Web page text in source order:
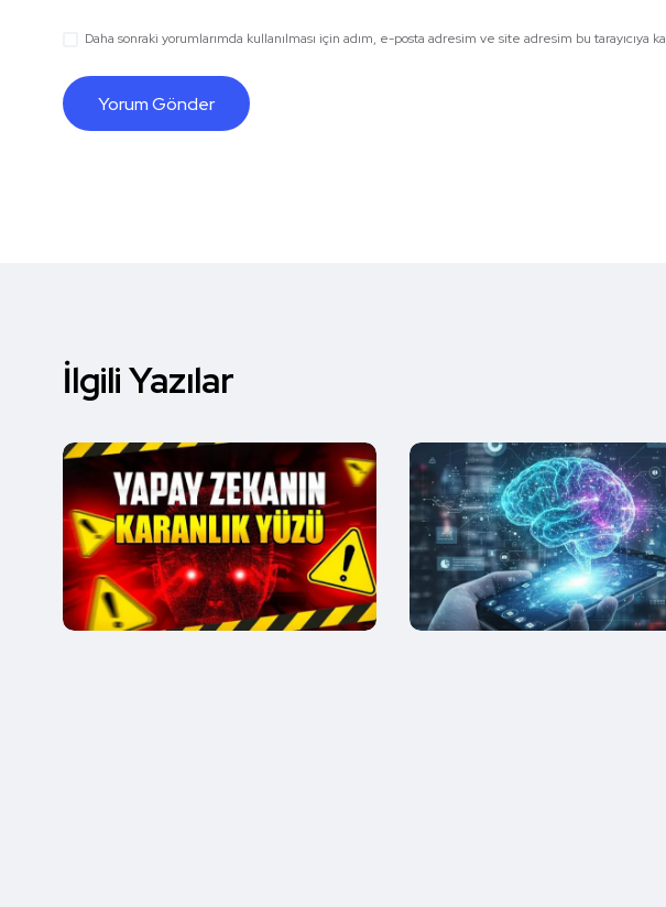
Daha sonraki yorumlarımda kullanılması için adım, e-posta adresim ve site adresim bu tarayıcıya
İlgili Yazılar